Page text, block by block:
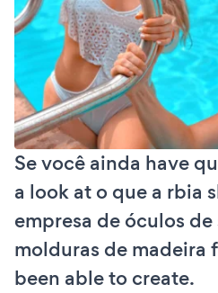
Se você ainda have
a look at o que a rbia
empresa de óculos
molduras de madeira
been able to create.